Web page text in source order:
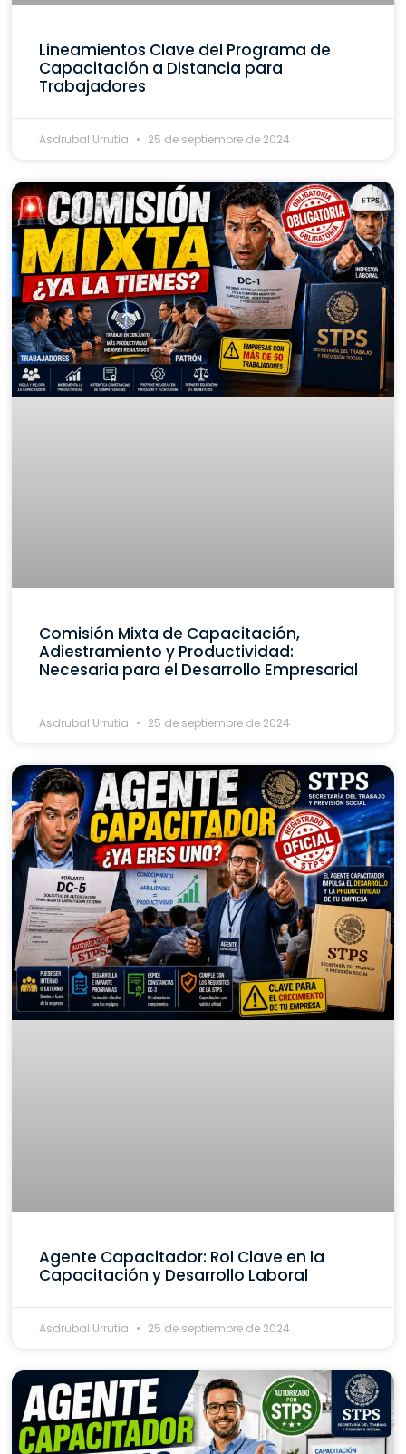
Lineamientos Clave del Programa de
Capacitación a Distancia para
Trabajadores
Asdrubal Urrutia 25 de septiembre de 2024
Comisión Mixta de Capacitación,
Adiestramiento y Productividad:
Necesaria para el Desarrollo Empresarial
Asdrubal Urrutia 25 de septiembre de 2024
Agente Capacitador: Rol Clave en la
Capacitación y Desarrollo Laboral
Asdrubal Urrutia 25 de septiembre de 2024